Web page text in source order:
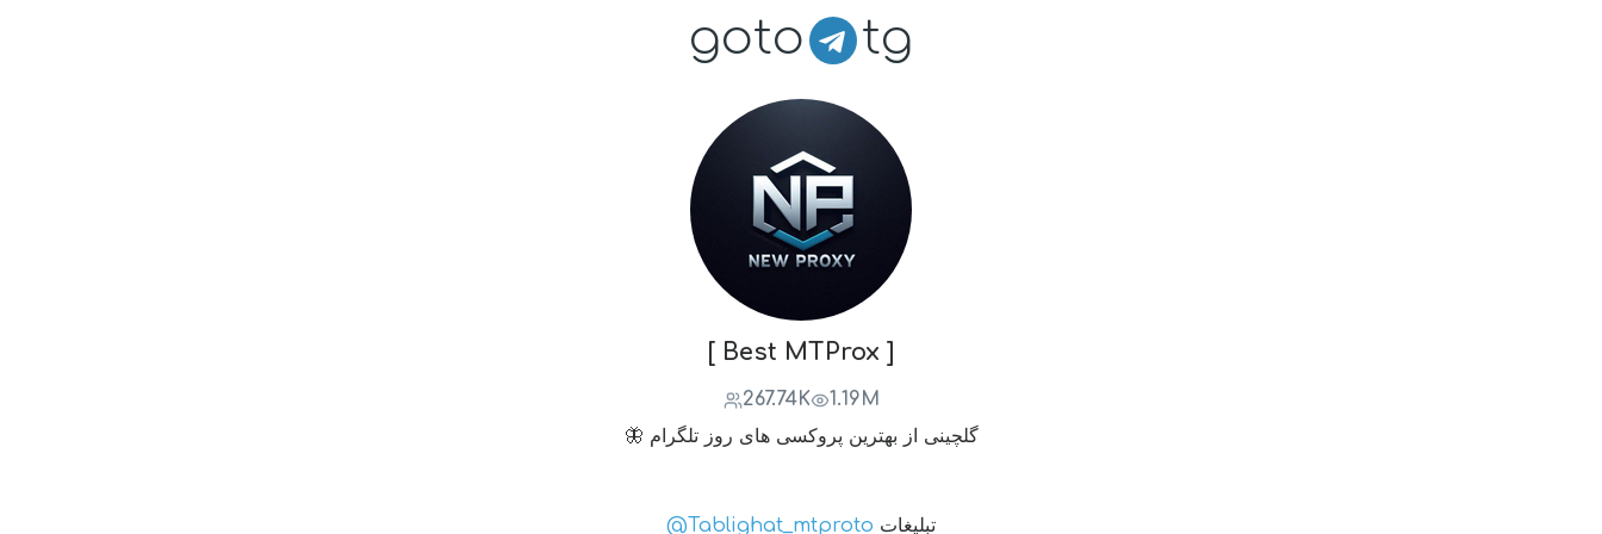
goto tg
[ Best MTProx ]
267.74K
1.19M
🦋 گلچینی از بهترین پروکسی های روز تلگرام
@Tablighat_mtproto تبلیغات